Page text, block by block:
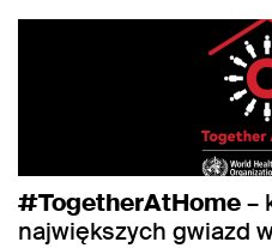
#TogetherAtHome–
największych gwiazd